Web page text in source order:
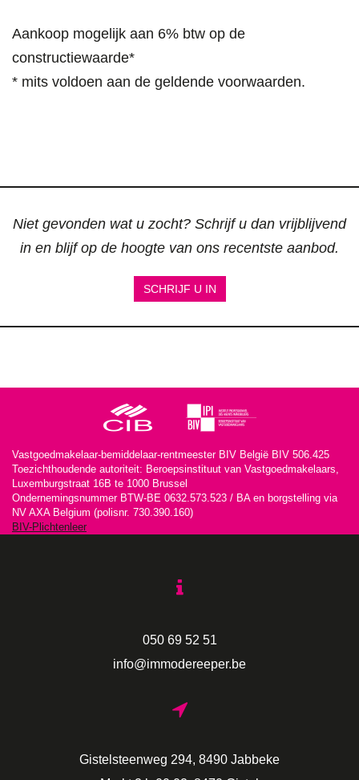
Aankoop mogelijk aan 6% btw op de
constructiewaarde*
* mits voldoen aan de geldende voorwaarden.
Niet gevonden wat u zocht? Schrijf u dan vrijblijvend
in en blijf op de hoogte van ons recentste aanbod.
SCHRIJF U IN
Vastgoedmakelaar-bemiddelaar-rentmeester BIV België BIV 506.425
Toezichthoudende autoriteit: Beroepsinstituut van Vastgoedmakelaars,
Luxemburgstraat 16B te 1000 Brussel
Ondernemingsnummer BTW-BE 0632.573.523 / BA en borgstelling via
NV AXA Belgium (polisnr. 730.390.160)
BIV-Plichtenleer
050 69 52 51
info@immodereeper.be
Gistelsteenweg 294, 8490 Jabbeke